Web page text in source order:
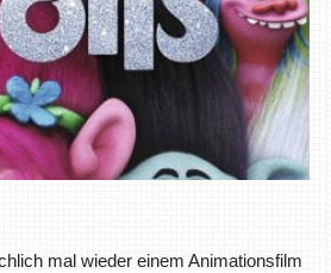
mal wieder einem Animationsfilm